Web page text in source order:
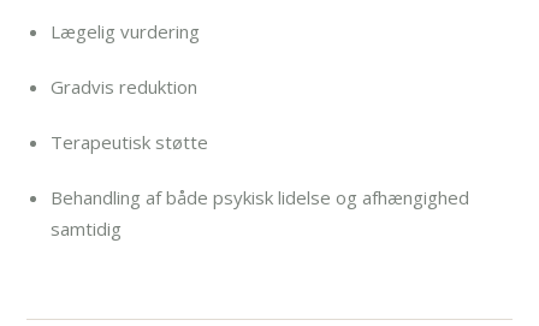
Lægelig vurdering
Gradvis reduktion
Terapeutisk støtte
Behandling af både psykisk lidelse og afhængighed
samtidig